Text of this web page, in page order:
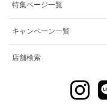
特集ページ一覧
キャンペーン一覧
店舗検索